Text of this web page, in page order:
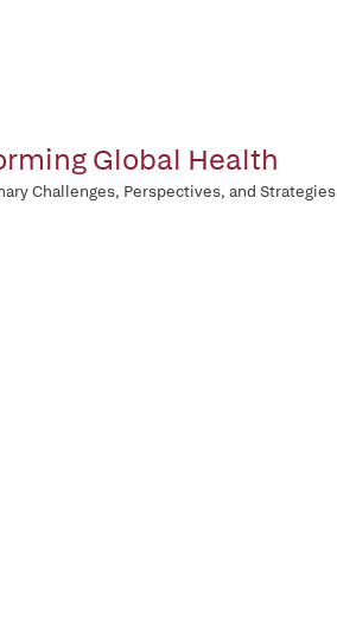
Global Health
Challenges, Perspectives, and Strategies